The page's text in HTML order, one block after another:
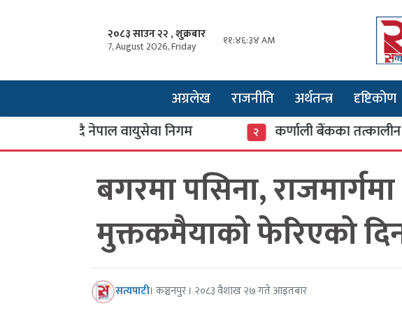
२०८३ साउन २२ , शुक्रबार
7, August 2026, Friday ११:४६:३५ AM
अग्रलेख राजनीति अर्थतन्त्र दृष्टिकोण
थप्दै नेपाल वायुसेवा निगम २ कर्णाली बैंकका तत्कालीन सीइओ
बगरमा पसिना,
मुक्तकमैयाको फेरिएको
सत्यपाटी। कञ्चनपुर । २०८३ वैशाख २७ गते आइतबार